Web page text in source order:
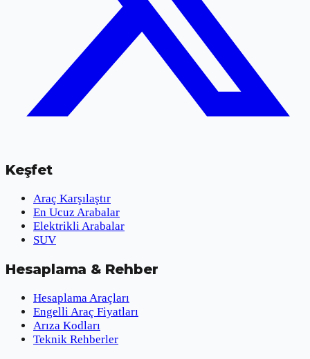
Keşfet
Araç Karşılaştır
En Ucuz Arabalar
Elektrikli Arabalar
SUV
Hesaplama & Rehber
Hesaplama Araçları
Engelli Araç Fiyatları
Arıza Kodları
Teknik Rehberler